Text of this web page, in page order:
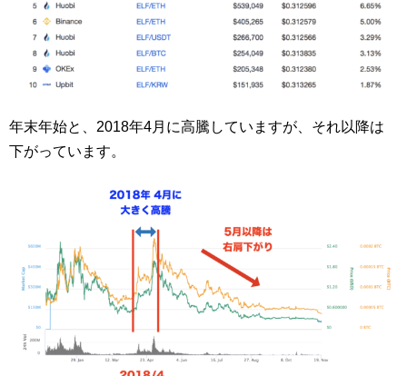
年末年始と、2018年4月に高騰していますが、それ以降は
下がっています。